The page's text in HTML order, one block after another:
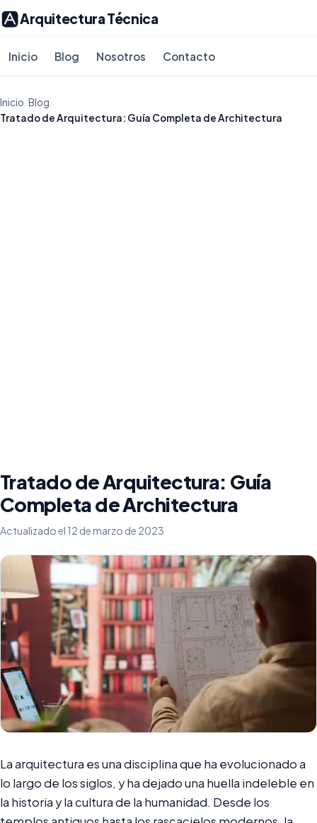
Arquitectura Técnica
Inicio Blog Nosotros Contacto
Inicio/Blog/
Tratado de Arquitectura: Guía Completa de Architectura
Tratado de Arquitectura: Guía
Completa de Architectura
Actualizado el 12 de marzo de 2023
La arquitectura es una disciplina que ha evolucionado a
lo largo de los siglos, y ha dejado una huella indeleble en
la historia y la cultura de la humanidad. Desde los